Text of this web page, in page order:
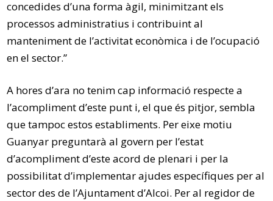
concedides d’una forma àgil, minimitzant els
processos administratius i contribuint al
manteniment de l’activitat econòmica i de l’ocupació
en el sector.”
A hores d’ara no tenim cap informació respecte a
l’acompliment d’este punt i, el que és pitjor, sembla
que tampoc estos establiments. Per eixe motiu
Guanyar preguntarà al govern per l’estat
d’acompliment d’este acord de plenari i per la
possibilitat d’implementar ajudes específiques per al
sector des de l’Ajuntament d’Alcoi. Per al regidor de